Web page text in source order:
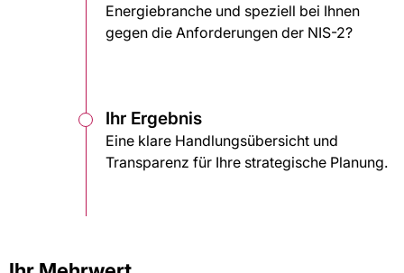
Energiebranche und speziell bei Ihnen
gegen die Anforderungen der NIS-2?
Ihr Ergebnis
Eine klare Handlungsübersicht und
Transparenz für Ihre strategische Planung.